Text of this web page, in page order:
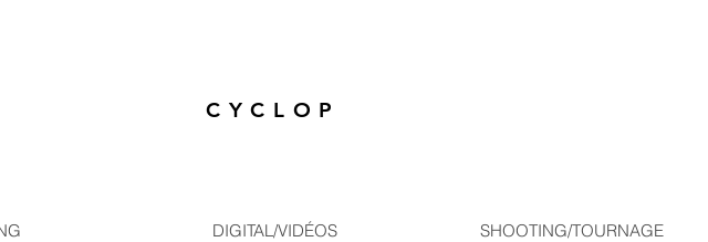
CYCLOP
DIGITAL/VIDÉOS SHOOTING/TOURNAGE